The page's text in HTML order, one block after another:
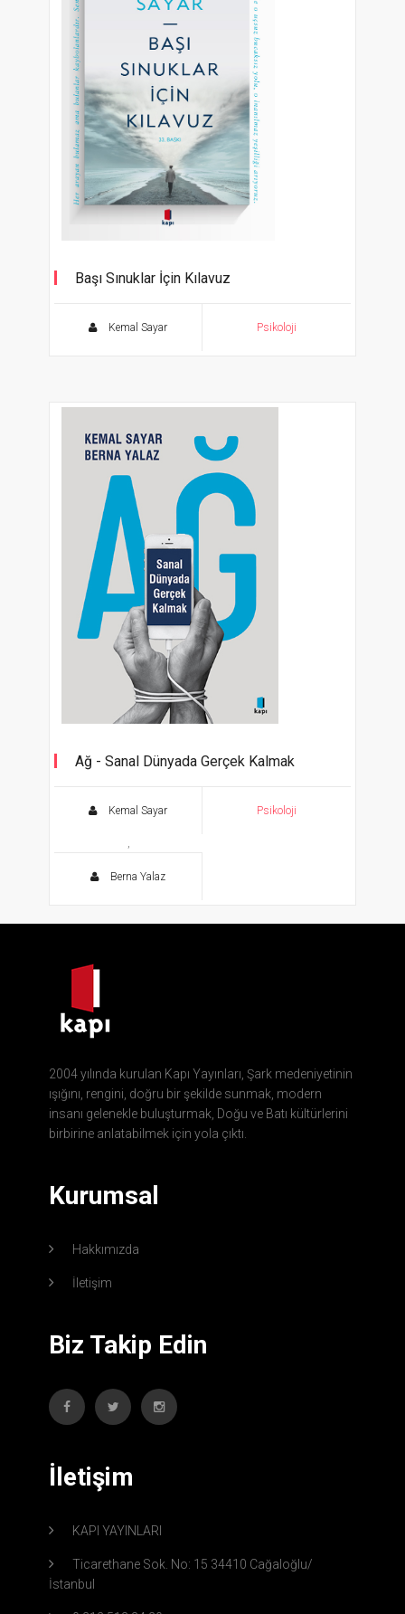
Başı Sınuklar İçin Kılavuz
Kemal Sayar Psikoloji
Ağ - Sanal Dünyada Gerçek Kalmak
Kemal Sayar
,
Berna Yalaz
Psikoloji
2004 yılında kurulan Kapı Yayınları, Şark medeniyetinin
ışığını, rengini, doğru bir şekilde sunmak, modern
insanı gelenekle buluşturmak, Doğu ve Batı kültürlerini
birbirine anlatabilmek için yola çıktı.
Kurumsal
Hakkımızda
İletişim
Biz Takip Edin
İletişim
KAPI YAYINLARI
Ticarethane Sok. No: 15 34410 Cağaloğlu/
İstanbul